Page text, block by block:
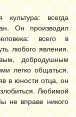
культура: всегда
Он производил
всего в
любого явления.
добродушным
легко общаться.
в юности отца, он
Любимой
не вправе никого